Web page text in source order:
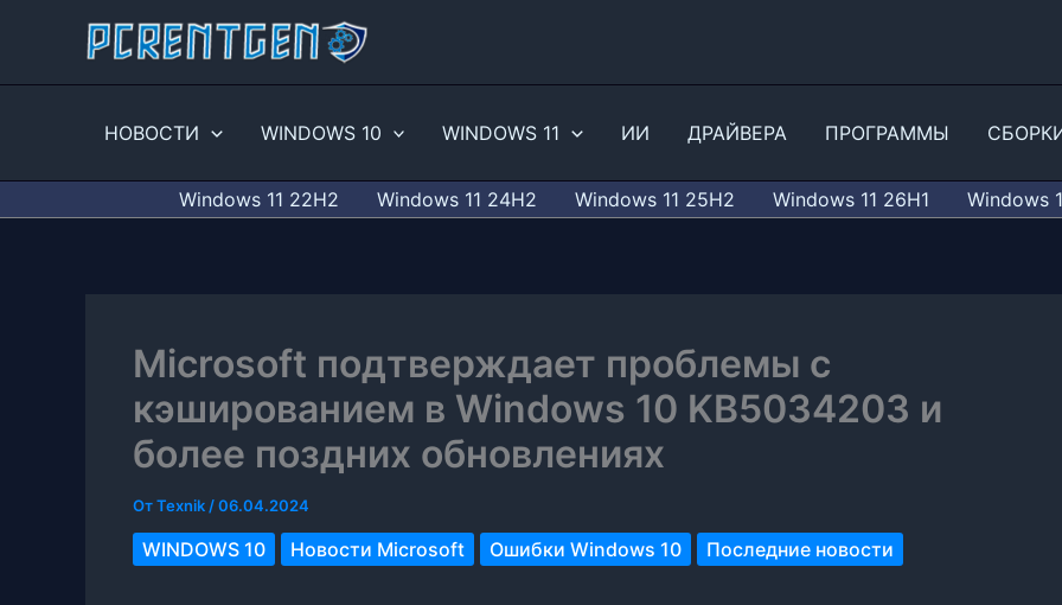
НОВОСТИ WINDOWS 10 WINDOWS 11 ИИ ДРАЙВЕРА ПРОГРАММЫ
Windows 11 22H2 Windows 11 24H2 Windows 11 25H2 Windows 11 26H1 Windows
Microsoft подтверждает проблемы с
кэшированием в Windows 10 KB5034203 и
более поздних обновлениях
ОтTexnik /06.04.2024
WINDOWS 10 Новости Microsoft Ошибки Windows 10 Последние новости